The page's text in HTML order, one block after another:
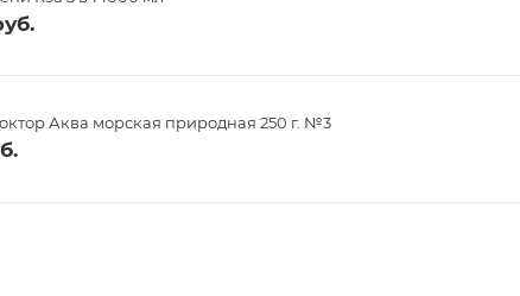
Аква морская природная 250 г. №3